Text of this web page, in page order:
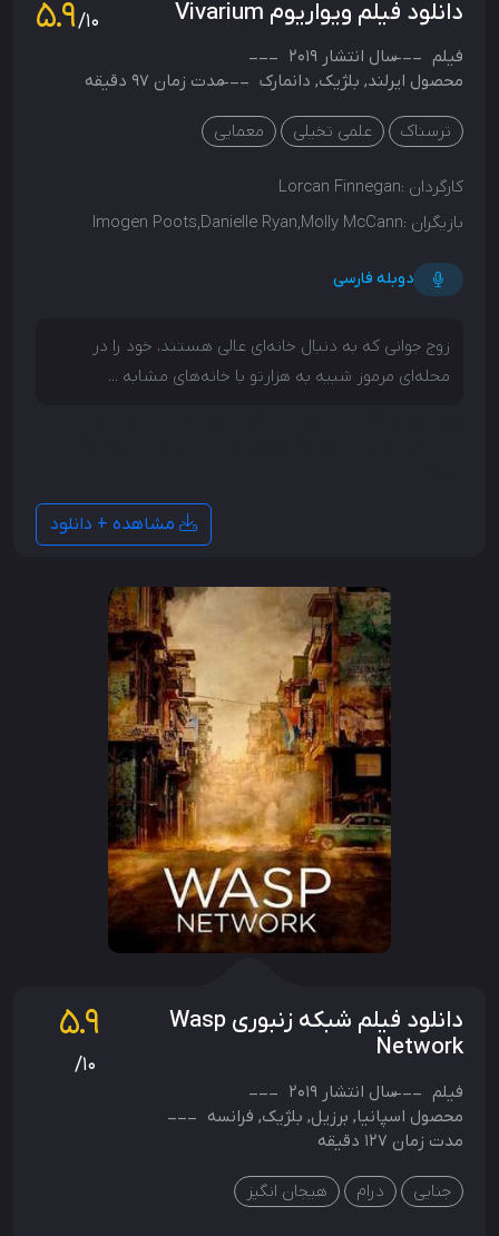
دانلود فیلم ویواریوم Vivarium 5.9/10
فیلم سال انتشار 2019
محصول ایرلند, بلژیک, دانمارک مدت زمان 97 دقیقه
ترسناک علمی تخیلی معمایی
کارگردان :Lorcan Finnegan
بازیگران :Imogen Poots,Danielle Ryan,Molly McCann
دوبله فارسی
زوج جوانی که به دنبال خانه‌ای عالی هستند، خود را در
محله‌ای مرموز شبیه به هزارتو با خانه‌های مشابه ...
مشاهده + دانلود
دانلود فیلم شبکه زنبوری Wasp
Network
5.9
/10
فیلم سال انتشار 2019
محصول اسپانیا, برزیل, بلژیک, فرانسه
مدت زمان 127 دقیقه
جنایی درام هیجان انگیز